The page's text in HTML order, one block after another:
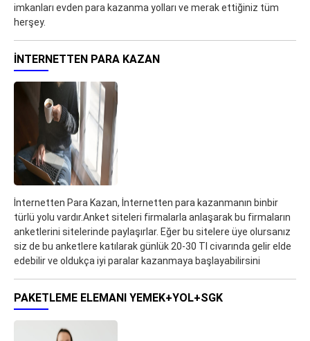
imkanları evden para kazanma yolları ve merak ettiğiniz tüm
herşey.
İNTERNETTEN PARA KAZAN
İnternetten Para Kazan, İnternetten para kazanmanın binbir
türlü yolu vardır.Anket siteleri firmalarla anlaşarak bu firmaların
anketlerini sitelerinde paylaşırlar. Eğer bu sitelere üye olursanız
siz de bu anketlere katılarak günlük 20-30 Tl civarında gelir elde
edebilir ve oldukça iyi paralar kazanmaya başlayabilirsini
PAKETLEME ELEMANI YEMEK+YOL+SGK